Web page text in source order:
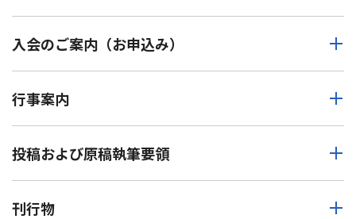
入会のご案内（お申込み）
行事案内
投稿および原稿執筆要領
刊行物